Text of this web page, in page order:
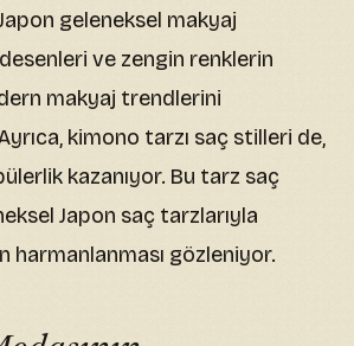
geleneksel makyaj
ve zengin renklerin
makyaj trendlerini
kimono tarzı saç stilleri de,
kazanıyor. Bu tarz saç
Japon saç tarzlarıyla
harmanlanması gözleniyor.